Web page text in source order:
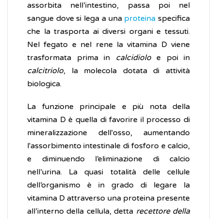
assorbita nell’intestino, passa poi nel
sangue dove si lega a una proteina specifica
che la trasporta ai diversi organi e tessuti.
Nel fegato e nel rene la vitamina D viene
trasformata prima in calcidioloe poi in
calcitriolo, la molecola dotata di attività
biologica.
La funzione principale e più nota della
vitamina D è quella di favorire il processo di
mineralizzazione dell'osso, aumentando
l'assorbimento intestinale di fosforo e calcio,
e diminuendo l’eliminazione di calcio
nell’urina. La quasi totalità delle cellule
dell’organismo è in grado di legare la
vitamina D attraverso una proteina presente
all’interno della cellula, detta recettore della